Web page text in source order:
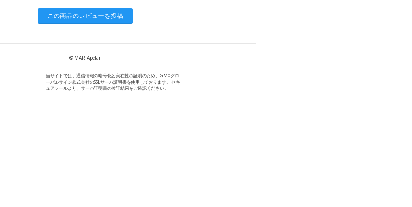
この商品のレビューを投稿
© MAR Apelar
当サイトでは、通信情報の暗号化と実在性の証明のため、GMOグロ
ーバルサイン株式会社のSSLサーバ証明書を使用しております。 セキ
ュアシールより、サーバ証明書の検証結果をご確認ください。